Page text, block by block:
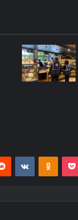
Reddit VKontakte